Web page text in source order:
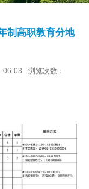
制高职教育分地
06-03
浏览次数：